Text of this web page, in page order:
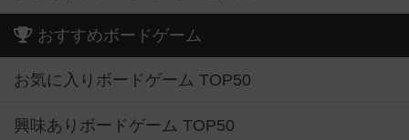
おすすめボードゲーム
お気に入りボードゲーム TOP50
興味ありボードゲーム TOP50